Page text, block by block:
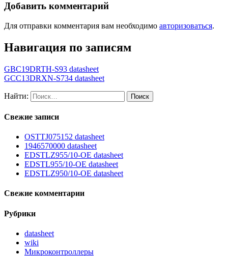
Добавить комментарий
Для отправки комментария вам необходимо авторизоваться.
Навигация по записям
GBC19DRTH-S93 datasheet
GCC13DRXN-S734 datasheet
Найти:
Свежие записи
OSTTJ075152 datasheet
1946570000 datasheet
EDSTLZ955/10-OE datasheet
EDSTL955/10-OE datasheet
EDSTLZ950/10-OE datasheet
Свежие комментарии
Рубрики
datasheet
wiki
Микроконтроллеры